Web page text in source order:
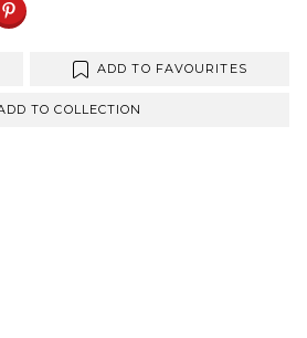
MESSENGER
ADD TO FAVOURITES
TO COLLECTION